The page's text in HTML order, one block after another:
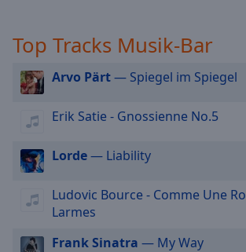
subtitles
off
selected
Track
Picture-
in-
Picture
Fullscreen
Top Tracks Musik-Bar
Arvo Pärt— Spiegel im Spiegel
Erik Satie - Gnossienne No.5
Lorde— Liability
Ludovic Bource - Comme Une
Larmes
Frank Sinatra — My Way